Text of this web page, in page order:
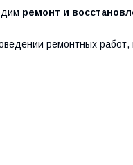
ремонт и
ремонтных работ,